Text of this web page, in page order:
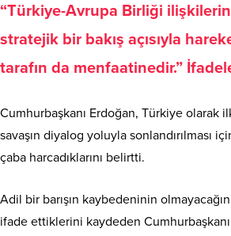
“Türkiye-Avrupa Birliği
stratejik bir bakış açısıyla
tarafın da menfaatinedir.”
Cumhurbaşkanı Erdoğan, Türkiye olarak
savaşın diyalog yoluyla sonlandırılması
çaba harcadıklarını belirtti.
Adil bir barışın kaybedeninin
ifade ettiklerini kaydeden